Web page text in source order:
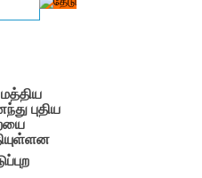
புதிய